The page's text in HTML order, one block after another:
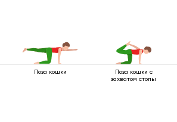
Поза кошки
Поза кошки с
захватом стопы